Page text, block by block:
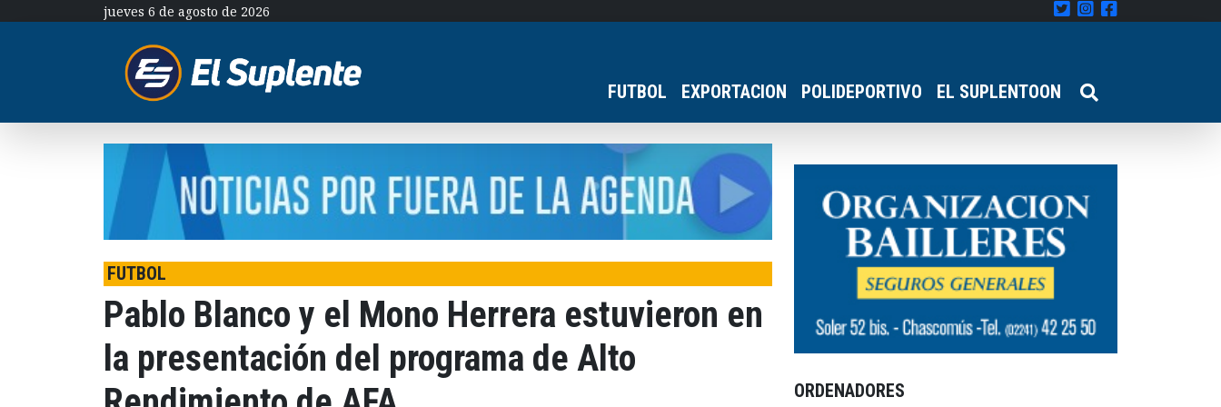
jueves 6 de agosto de 2026
FUTBOL EXPORTACION POLIDEPORTIVO EL SUPLENTOON
FUTBOL
Pablo Blanco y el Mono Herrera estuvieron en
la presentación del programa de Alto
ORDENADORES